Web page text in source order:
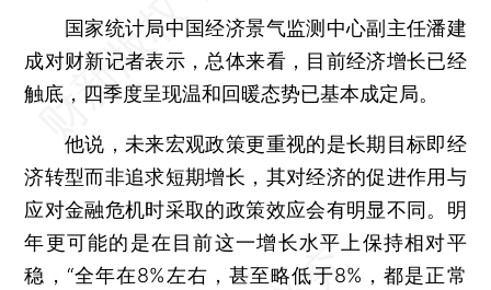
国家统计局中国经济景气监测中心副主任潘建
成对财新记者表示，总体来看，目前经济增长已经
触底，四季度呈现温和回暖态势已基本成定局。
他说，未来宏观政策更重视的是长期目标即经
济转型而非追求短期增长，其对经济的促进作用与
应对金融危机时采取的政策效应会有明显不同。明
年更可能的是在目前这一增长水平上保持相对平
稳，“全年在8%左右，甚至略低于8%，都是正常